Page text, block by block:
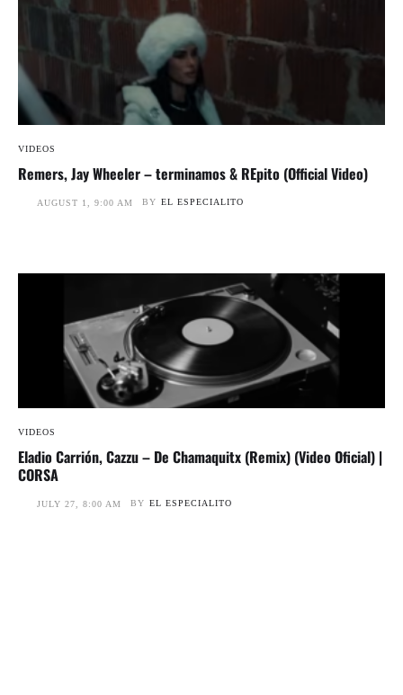
VIDEOS
Remers, Jay Wheeler – terminamos & REpito (Official Video)
AUGUST 1, 9:00 AM BY EL ESPECIALITO
VIDEOS
Eladio Carrión, Cazzu – De Chamaquitx (Remix) (Video Oficial) |
CORSA
JULY 27, 8:00 AM BY EL ESPECIALITO